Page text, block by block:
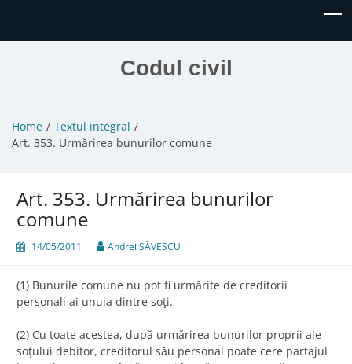
Codul civil
Home
Textul integral
Art. 353. Urmărirea bunurilor comune
Art. 353. Urmărirea bunurilor
comune
14/05/2011 Andrei SĂVESCU
(1) Bunurile comune nu pot fi urmărite de creditorii
personali ai unuia dintre soţi.
(2) Cu toate acestea, după urmărirea bunurilor proprii ale
soţului debitor, creditorul său personal poate cere partajul